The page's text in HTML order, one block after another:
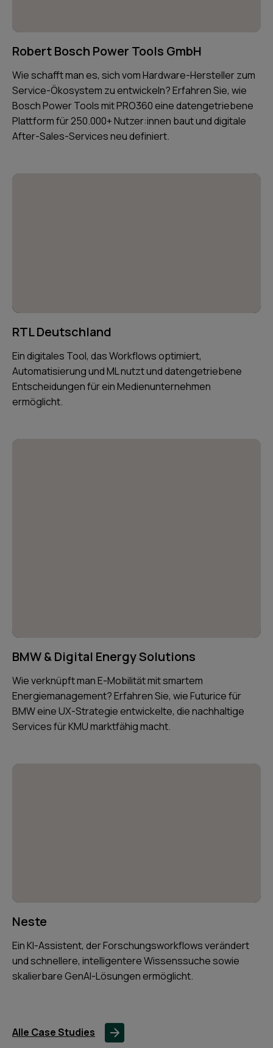
Robert Bosch Power Tools GmbH
Wie schafft man es, sich vom Hardware-Hersteller zum
Service-Ökosystem zu entwickeln? Erfahren Sie, wie
Bosch Power Tools mit PRO360 eine datengetriebene
Plattform für 250.000+ Nutzer:innen baut und digitale
After-Sales-Services neu definiert.
RTL Deutschland
Ein digitales Tool, das Workflows optimiert,
Automatisierung und ML nutzt und datengetriebene
Entscheidungen für ein Medienunternehmen
ermöglicht.
BMW & Digital Energy Solutions
Wie verknüpft man E-Mobilität mit smartem
Energiemanagement? Erfahren Sie, wie Futurice für
BMW eine UX-Strategie entwickelte, die nachhaltige
Services für KMU marktfähig macht.
Neste
Ein KI-Assistent, der Forschungsworkflows verändert
und schnellere, intelligentere Wissenssuche sowie
skalierbare GenAI-Lösungen ermöglicht.
Alle Case Studies